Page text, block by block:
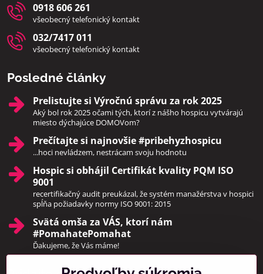
0918 606 261
všeobecný telefonický kontakt
032/7417 011
všeobecný telefonický kontakt
Posledné články
Prelistujte si Výročnú správu za rok 2025
Aký bol rok 2025 očami tých, ktorí z nášho hospicu vytvárajú
miesto dýchajúce DOMOVom?
Prečítajte si najnovšie #pribehyzhospicu
...hoci nevládzem, nestrácam svoju hodnotu
Hospic si obhájil Certifikát kvality PQM ISO
9001
recertifikačný audit preukázal, že systém manažérstva v hospici
spĺňa požiadavky normy ISO 9001: 2015
Svätá omša za VÁS, ktorí nám
#PomahatePomahat
Ďakujeme, že Vás máme!